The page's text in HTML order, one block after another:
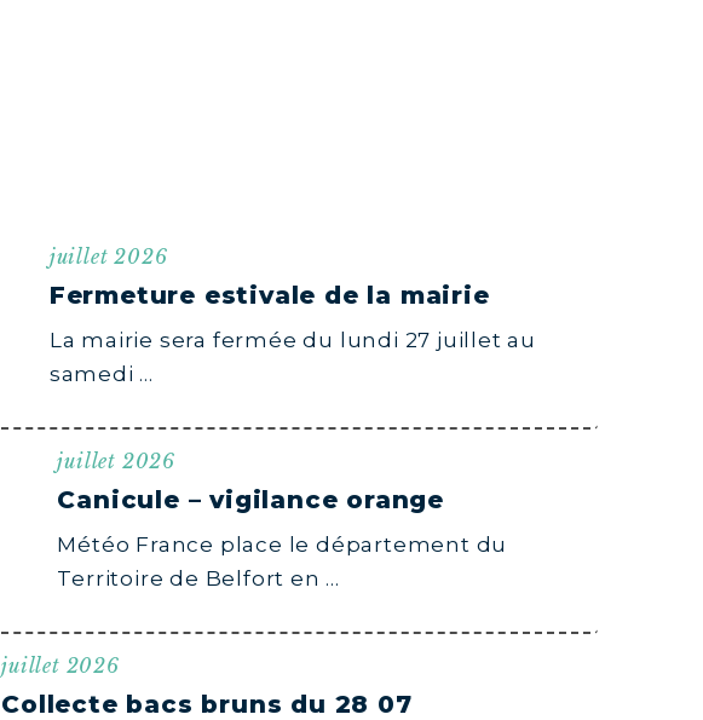
juillet 2026
Fermeture estivale de la mairie
La mairie sera fermée du lundi 27 juillet au
samedi …
juillet 2026
Canicule – vigilance orange
Météo France place le département du
Territoire de Belfort en …
juillet 2026
Collecte bacs bruns du 28 07